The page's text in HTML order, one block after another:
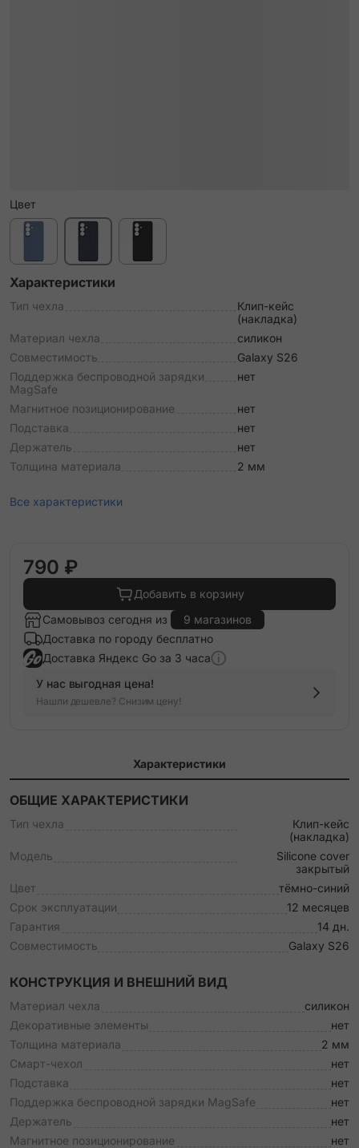
Цвет
Характеристики
Тип чехла
Клип-кейс
(накладка)
Материал чехла
силикон
Совместимость
Galaxy S26
Поддержка беспроводной зарядки
MagSafe
нет
Магнитное позиционирование
нет
Подставка
нет
Держатель
нет
Толщина материала
2 мм
Все характеристики
790 ₽
Добавить в корзину
Самовывоз сегодня из
9 магазинов
Доставка по городу бесплатно
Доставка Яндекс Go за 3 часа
У нас выгодная цена!
Нашли дешевле? Снизим цену!
Характеристики
ОБЩИЕ ХАРАКТЕРИСТИКИ
Тип чехла
Клип-кейс
(накладка)
Модель
Silicone cover
закрытый
Цвет
тёмно-синий
Срок эксплуатации
12 месяцев
Гарантия
14 дн.
Совместимость
Galaxy S26
КОНСТРУКЦИЯ И ВНЕШНИЙ ВИД
Материал чехла
силикон
Декоративные элементы
нет
Толщина материала
2 мм
Смарт-чехол
нет
Подставка
нет
Поддержка беспроводной зарядки MagSafe
нет
Держатель
нет
Магнитное позиционирование
нет